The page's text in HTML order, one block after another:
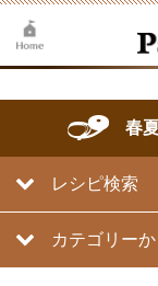
春
レシピ検索
カテゴリー